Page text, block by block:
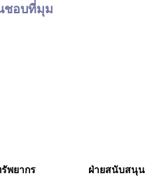
ชอบที่มุม
พยากร ฝ่ายสนับสนุน